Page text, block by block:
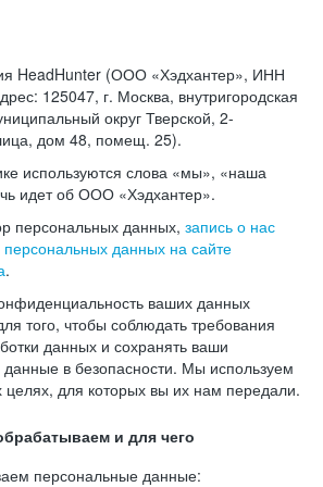
HeadHunter (ООО «Хэдхантер», ИНН
125047, г. Москва, внутригородская
округ Тверской, 2-
дом 48, помещ. 25).
используются слова «мы», «наша
идет об ООО «Хэдхантер».
персональных данных, запись о нас
персональных данных на сайте
.
ваших данных
того, чтобы соблюдать требования
данных и сохранять ваши
в безопасности. Мы используем
целях, для которых вы их нам передали.
и для чего
персональные данные: